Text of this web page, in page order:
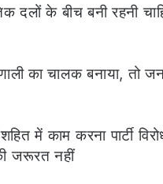
दलों के बीच बनी रहनी
का चालक बनाया, तो
में काम करना पार्टी
जरूरत नहीं